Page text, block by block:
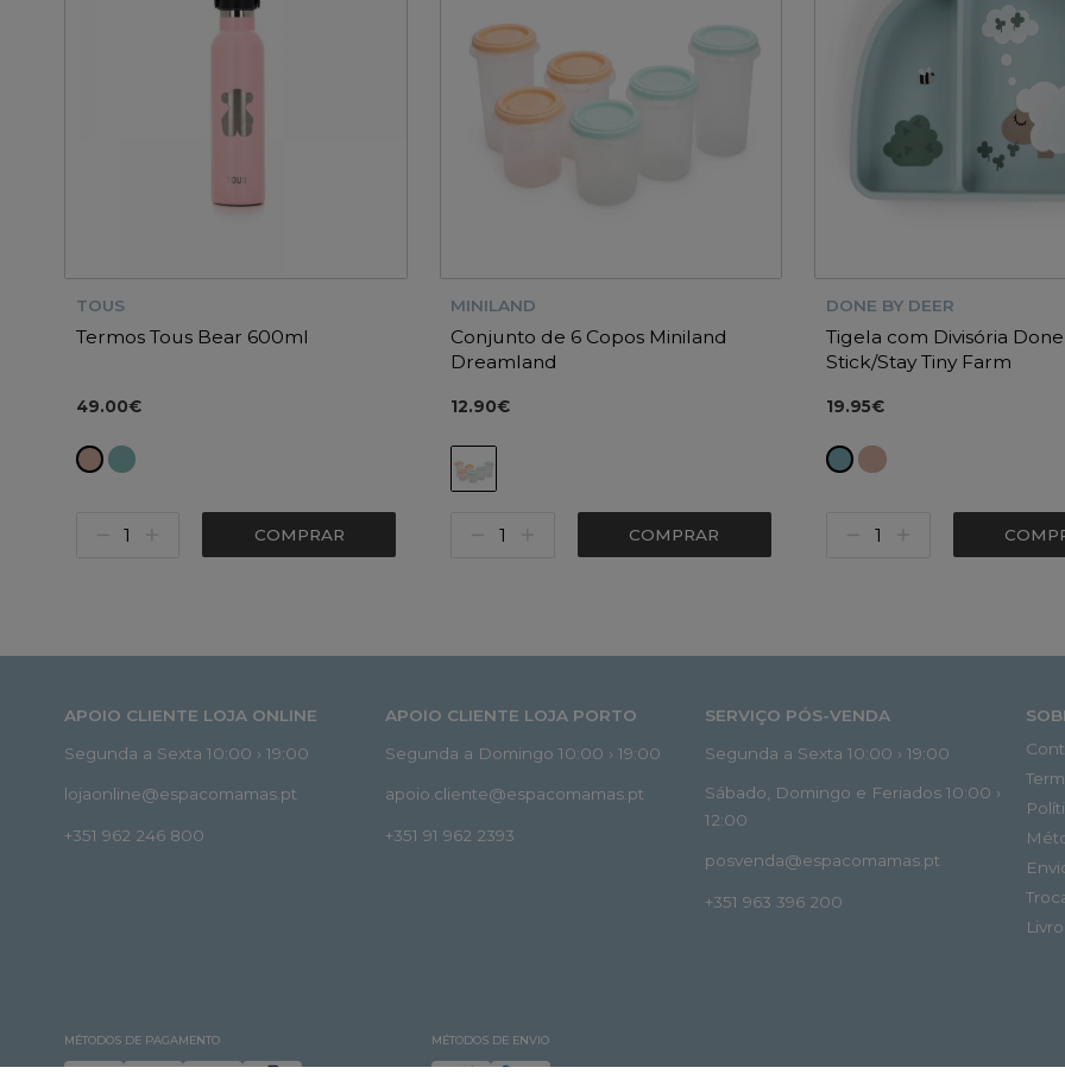
TOUS
Termos Tous Bear 600ml
49.00€
COMPRAR
MINILAND
Conjunto de 6 Copos Miniland
Dreamland
12.90€
COMPRAR
DONE BY DEER
Tigela com Divisória
Stick/Stay Tiny Farm
19.95€
APOIO CLIENTE LOJA ONLINE
Segunda a Sexta 10:00 › 19:00
lojaonline@espacomamas.pt
+351 962 246 800
APOIO CLIENTE LOJA PORTO
Segunda a Domingo 10:00 › 19:00
apoio.cliente@espacomamas.pt
+351 91 962 2393
SERVIÇO PÓS-VENDA
Segunda a Sexta 10:00 › 19:00
Sábado, Domingo e Feriados 10:00 ›
12:00
posvenda@espacomamas.pt
+351 963 396 200
MÉTODOS DE PAGAMENTO MÉTODOS DE ENVIO